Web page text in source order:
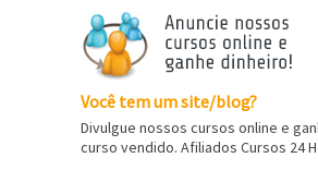
Você tem um site/blog?
Divulgue nossos cursos online e
curso vendido. Afiliados Cursos 24